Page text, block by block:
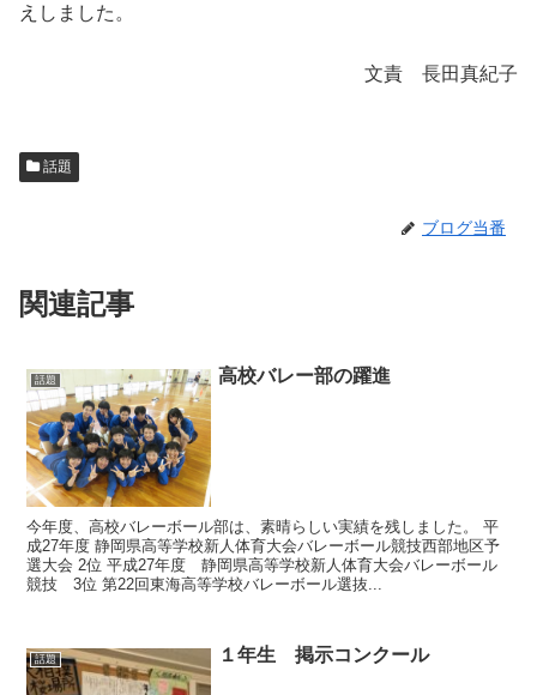
えしました。
文責 長田真紀子
話題
ブログ当番
関連記事
話題 高校バレー部の躍進
今年度、高校バレーボール部は、素晴らしい実績を残しました。 平
成27年度 静岡県高等学校新人体育大会バレーボール競技西部地区予
選大会 2位 平成27年度 静岡県高等学校新人体育大会バレーボール
競技 3位 第22回東海高等学校バレーボール選抜...
話題 １年生 掲示コンクール